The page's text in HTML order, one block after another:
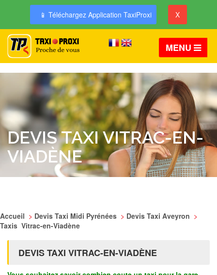
📱 Téléchargez Application TaxiProxi X
MENU
DEVIS TAXI VITRAC-EN-
VIADÈNE
Accueil > Devis Taxi Midi Pyrénées > Devis Taxi Aveyron >
Taxis Vitrac-en-Viadène
DEVIS TAXI VITRAC-EN-VIADÈNE